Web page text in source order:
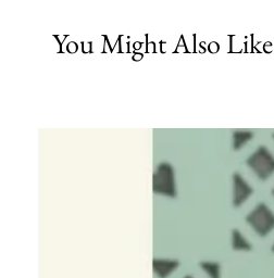
You Might Also Like